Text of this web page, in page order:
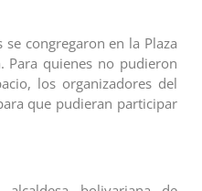
congregaron en la Plaza
Para quienes no pudieron
los organizadores del
que pudieran participar